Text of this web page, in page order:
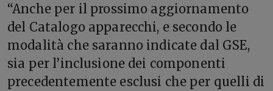
“Anche per il prossimo aggiornamento
del Catalogo apparecchi, e secondo le
modalità che saranno indicate dal GSE,
sia per l’inclusione dei componenti
precedentemente esclusi che per quelli di